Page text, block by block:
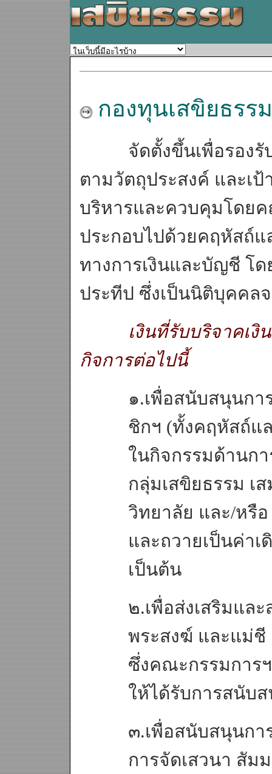
กองทุนเสขิยธรรม
จัดตั้งขึ้นเพื่อรองรับ
ตามวัตถุประสงค์ และเ
บริหารและควบคุมโดย
ประกอบไปด้วยคฤหัสถ์
ทางการเงินและบัญชี โด
ประทีป ซึ่งเป็นนิติบุคคล
เงินที่รับบริจาคเ
กิจการต่อไปนี้
๑.เพื่อสนับสนุนกา
ชิกฯ (ทั้งคฤหัสถ์แ
ในกิจกรรมด้านก
กลุ่มเสขิยธรรม เ
วิทยาลัย และ/หรื
และถวายเป็นค่า
เป็นต้น
๒.เพื่อส่งเสริมแล
พระสงฆ์ และแม่ชี
ซึ่งคณะกรรมการ
ให้ได้รับการสนับ
๓.เพื่อสนับสนุนกา
การจัดเสวนา สัม